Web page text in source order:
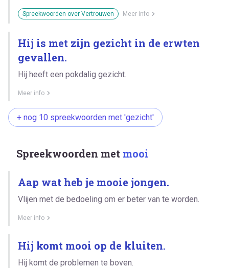
Spreekwoorden over Vertrouwen Meer info
Hij is met zijn gezicht in de erwten
gevallen.
Hij heeft een pokdalig gezicht.
Meer info
+ nog 10 spreekwoorden met 'gezicht'
Spreekwoorden met mooi
Aap wat heb je mooie jongen.
Vlijen met de bedoeling om er beter van te worden.
Meer info
Hij komt mooi op de kluiten.
Hij komt de problemen te boven.